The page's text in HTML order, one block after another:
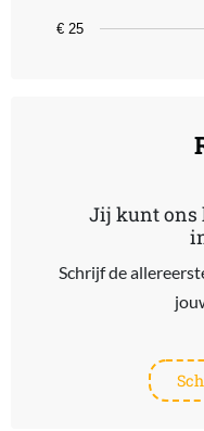
€ 25
Jij kunt ons
Schrijf de